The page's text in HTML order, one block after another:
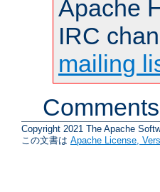
Apache
IRC
mailing
Copyright 2021 The Apache
この文書は Apache License,